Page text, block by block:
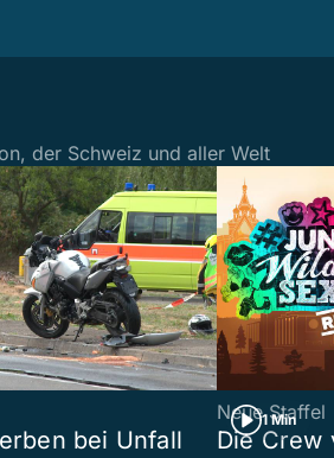
der Schweiz und aller Welt
bei Unfall
1 Min
Neue Staffel
Die Crew